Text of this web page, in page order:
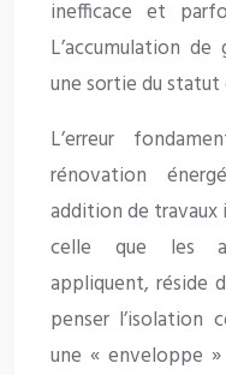
inefficace et
L’accumulation
une sortie du statut
L’erreur
rénovation
addition de travaux
celle que les
appliquent, réside
penser l’isolation
une « enveloppe